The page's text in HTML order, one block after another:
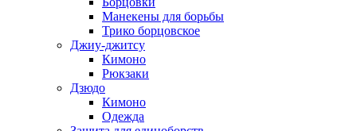
Манекены для борьбы
Трико борцовское
Джиу-джитсу
Кимоно
Рюкзаки
Дзюдо
Кимоно
Одежда